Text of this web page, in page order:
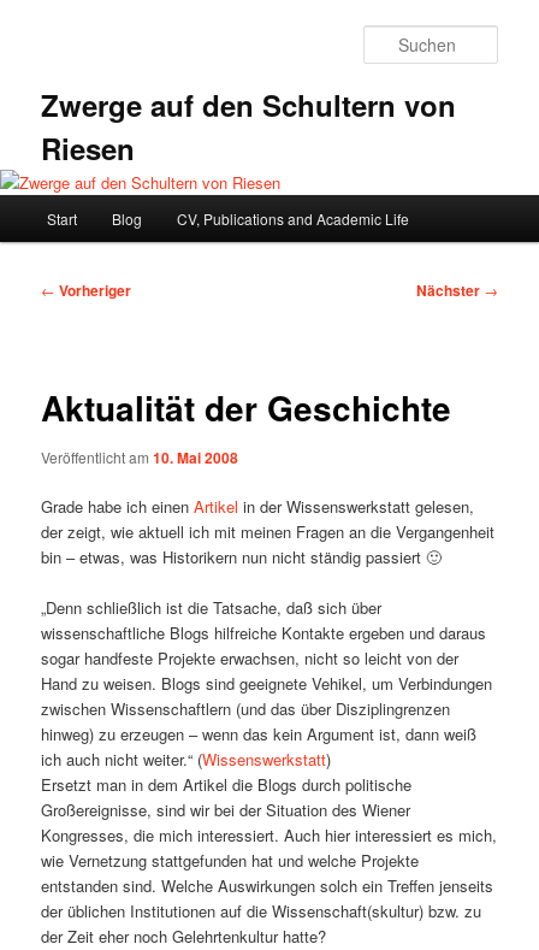
Zwerge auf den Schultern von
Riesen
Start Blog CV, Publications and Academic Life
Beitragsnavigation
← Vorheriger Nächster →
Aktualität der Geschichte
Veröffentlicht am10. Mai 2008
Grade habe ich einenArtikel in der Wissenswerkstatt gelesen,
der zeigt, wie aktuell ich mit meinen Fragen an die Vergangenheit
bin – etwas, was Historikern nun nicht ständig passiert 🙂
„Denn schließlich ist die Tatsache, daß sich über
wissenschaftliche Blogs hilfreiche Kontakte ergeben und daraus
sogar handfeste Projekte erwachsen, nicht so leicht von der
Hand zu weisen. Blogs sind geeignete Vehikel, um Verbindungen
zwischen Wissenschaftlern (und das über Disziplingrenzen
hinweg) zu erzeugen – wenn das kein Argument ist, dann weiß
ich auch nicht weiter.“ (Wissenswerkstatt)
Ersetzt man in dem Artikel die Blogs durch politische
Großereignisse, sind wir bei der Situation des Wiener
Kongresses, die mich interessiert.Auch hier interessiert es mich,
wie Vernetzung stattgefunden hat und welche Projekte
entstanden sind. Welche Auswirkungen solch ein Treffen jenseits
der üblichen Institutionen auf die Wissenschaft(skultur) bzw. zu
der Zeit eher noch Gelehrtenkultur hatte?